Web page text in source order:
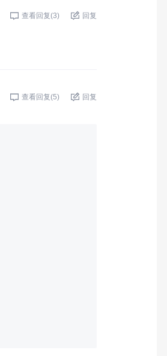
查看回复(3) 回复
查看回复(5) 回复